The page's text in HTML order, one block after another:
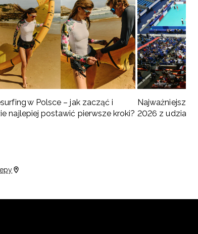
w Polsce – jak zacząć i
najlepiej postawić pierwsze kroki?
Najważniejsze
2026 z